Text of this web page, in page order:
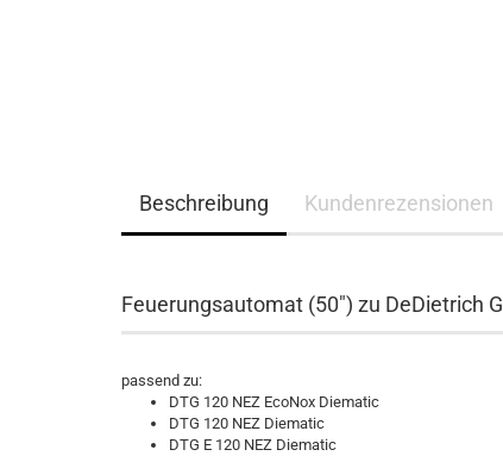
Beschreibung Kundenrezensionen
Feuerungsautomat (50") zu DeDietrich
passend zu:
DTG 120 NEZ EcoNox Diematic
DTG 120 NEZ Diematic
DTG E 120 NEZ Diematic